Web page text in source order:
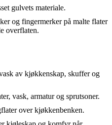
gulvets materiale.
og fingermerker på malte flater
overflaten.
av kjøkkenskap, skuffer og
vask, armatur og sprutsoner.
over kjøkkenbenken.